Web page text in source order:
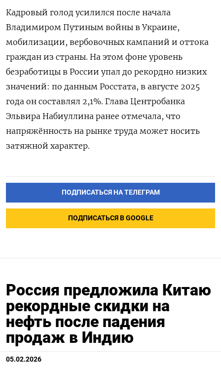
Кадровый голод усилился после начала
Владимиром Путиным войны в Украине,
мобилизации, вербовочных кампаний и оттока
граждан из страны. На этом фоне уровень
безработицы в России упал до рекордно низких
значений: по данным Росстата, в августе 2025
года он составлял 2,1%. Глава Центробанка
Эльвира Набиуллина ранее отмечала, что
напряжённость на рынке труда может носить
затяжной характер.
ПОДПИСАТЬСЯ НА ТЕЛЕГРАМ
ПОДПИСАТЬСЯ В GOOGLE
Россия предложила Китаю
рекордные скидки на
нефть после падения
продаж в Индию
05.02.2026